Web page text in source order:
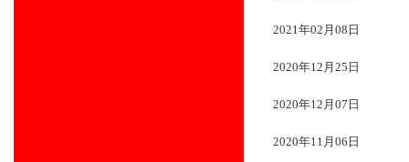
2021年02月08日
2020年12月25日
2020年12月07日
2020年11月06日